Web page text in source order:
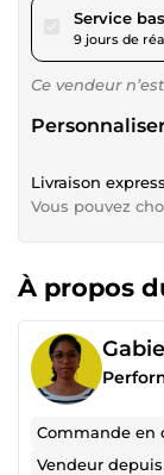
Service
9 jours de
Ce vendeur
Livraison
Vous pouvez
À propos
Commande en
Vendeur